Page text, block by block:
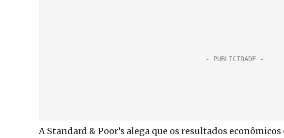
A Standard & Poor’s alega que os resultados